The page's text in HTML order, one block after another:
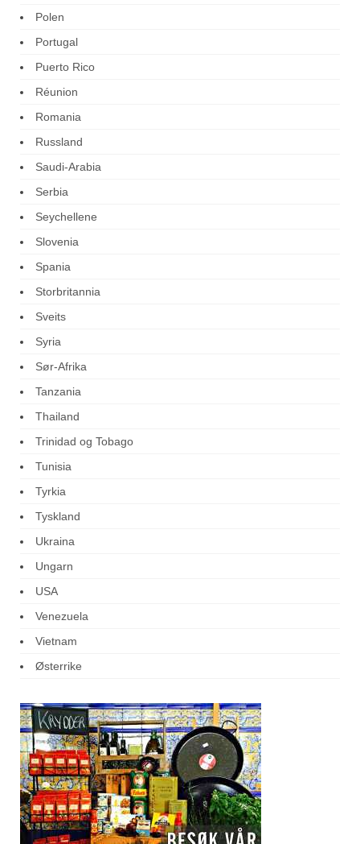
Polen
Portugal
Puerto Rico
Réunion
Romania
Russland
Saudi-Arabia
Serbia
Seychellene
Slovenia
Spania
Storbritannia
Sveits
Syria
Sør-Afrika
Tanzania
Thailand
Trinidad og Tobago
Tunisia
Tyrkia
Tyskland
Ukraina
Ungarn
USA
Venezuela
Vietnam
Østerrike